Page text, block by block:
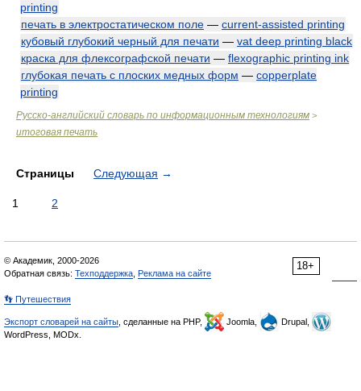
printing
печать в электростатическом поле — current-assisted printing
кубовый глубокий черный для печати — vat deep printing black
краска для флексографской печати — flexographic printing ink
глубокая печать с плоских медных форм — copperplate
printing
Русско-английский словарь по информационным технологиям >
итоговая печать
Страницы Следующая →
1 2
18+
© Академик, 2000-2026
Обратная связь: Техподдержка Реклама на сайте
👣 Путешествия
Экспорт словарей на сайты , сделанные на PHP, Joomla,
Drupal,
WordPress, MODx.